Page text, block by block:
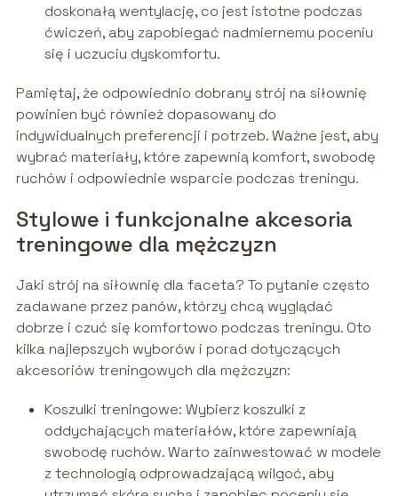
doskonałą wentylację, co jest istotne podczas
ćwiczeń, aby zapobiegać nadmiernemu poceniu
się i uczuciu dyskomfortu.
Pamiętaj, że odpowiednio dobrany strój na siłownię
powinien być również dopasowany do
indywidualnych preferencji i potrzeb. Ważne jest, aby
wybrać materiały, które zapewnią komfort, swobodę
ruchów i odpowiednie wsparcie podczas treningu.
Stylowe i funkcjonalne akcesoria
treningowe dla mężczyzn
Jaki strój na siłownię dla faceta? To pytanie często
zadawane przez panów, którzy chcą wyglądać
dobrze i czuć się komfortowo podczas treningu. Oto
kilka najlepszych wyborów i porad dotyczących
akcesoriów treningowych dla mężczyzn:
Koszulki treningowe: Wybierz koszulki z
oddychających materiałów, które zapewniają
swobodę ruchów. Warto zainwestować w modele
z technologią odprowadzającą wilgoć, aby